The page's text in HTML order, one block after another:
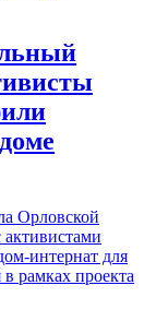
Орловской
интернат для
рамках проекта